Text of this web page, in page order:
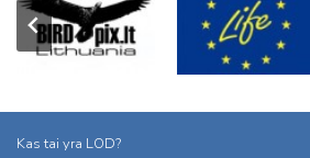
Kas tai yra LOD?